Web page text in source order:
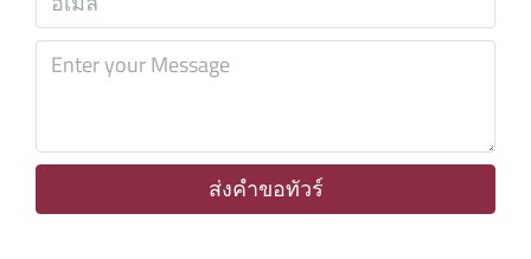
11
12
ส.ค.
ส่งคำขอทัวร์